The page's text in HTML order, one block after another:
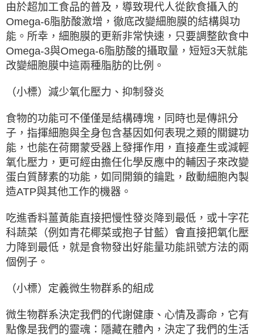
由於超加工食品的普及，導致現代人從飲食攝入的
Omega-6脂肪酸激增，徹底改變細胞膜的結構與功
能。所幸，細胞膜的更新非常快速，只要調整飲食中
Omega-3與Omega-6脂肪酸的攝取量，短短3天就能
改變細胞膜中這兩種脂肪的比例。
（小標）減少氧化壓力、抑制發炎
食物的功能可不僅僅是結構磚塊，同時也是傳訊分
子，指揮細胞與全身包含基因如何表現之類的關鍵功
能，也能在荷爾蒙受器上發揮作用，直接產生或減輕
氧化壓力，更可經由擔任化學反應中的輔因子來改變
蛋白質酵素的功能，如同開鎖的鑰匙，啟動細胞內製
造ATP與其他工作的機器。
吃進香料薑黃能直接把慢性發炎降到最低，或十字花
科蔬菜（例如青花椰菜或抱子甘藍）會直接把氧化壓
力降到最低，就是食物發出好能量功能訊號方法的兩
個例子。
（小標）定義微生物群系的組成
微生物群系決定我們的代謝健康、心情及壽命，它有
點像是我們的靈魂：隱藏在體內，決定了我們的生活